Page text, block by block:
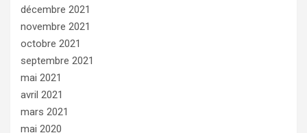
décembre 2021
novembre 2021
octobre 2021
septembre 2021
mai 2021
avril 2021
mars 2021
mai 2020